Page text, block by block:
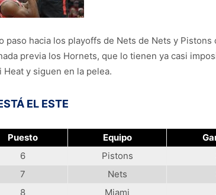
paso hacia los playoffs de Nets de Nets y
previa los Hornets, que lo tienen ya casi
Heat y siguen en la pelea.
EL ESTE
Puesto Equipo
6
Pistons
7
Nets
8
Miami